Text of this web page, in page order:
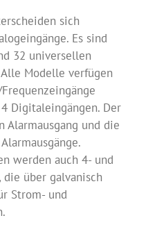
sich
Es sind
32 universellen
Modelle verfügen
Digitaleingängen. Der
und die
werden auch 4- und
die über galvanisch
Strom- und